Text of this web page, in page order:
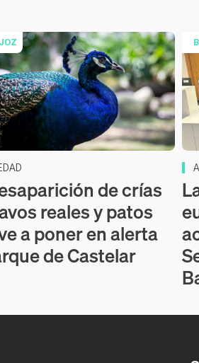
de crías
reales y patos
a poner en alerta
de Castelar